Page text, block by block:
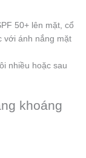
50+ lên mặt, cổ
với ánh nắng mặt
nhiều hoặc sau
khoáng